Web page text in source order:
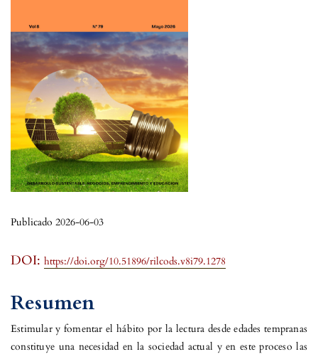
DOI: https://doi.org/10.51896/rilcods.v8i79.1278
Publicado 2026-06-03
Resumen
Estimular y fomentar el hábito por la lectura desde edades tempranas
constituye una necesidad en la sociedad actual y en este proceso las